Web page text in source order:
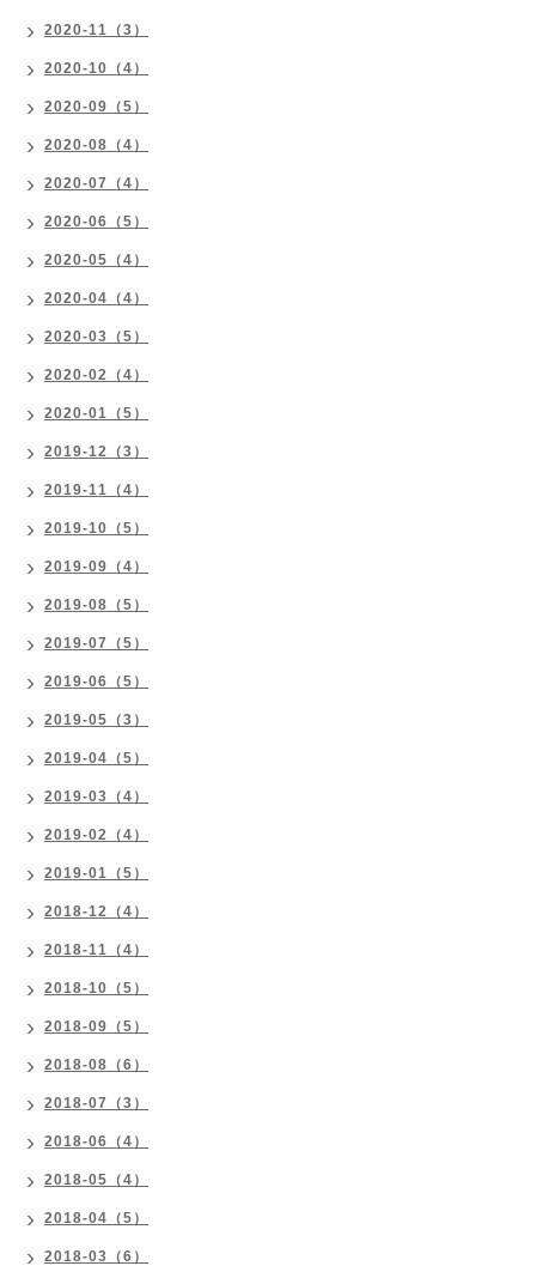
2020-11（3）
2020-10（4）
2020-09（5）
2020-08（4）
2020-07（4）
2020-06（5）
2020-05（4）
2020-04（4）
2020-03（5）
2020-02（4）
2020-01（5）
2019-12（3）
2019-11（4）
2019-10（5）
2019-09（4）
2019-08（5）
2019-07（5）
2019-06（5）
2019-05（3）
2019-04（5）
2019-03（4）
2019-02（4）
2019-01（5）
2018-12（4）
2018-11（4）
2018-10（5）
2018-09（5）
2018-08（6）
2018-07（3）
2018-06（4）
2018-05（4）
2018-04（5）
2018-03（6）